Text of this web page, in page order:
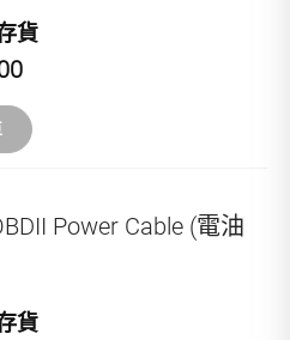
貨
Power Cable (電油
貨